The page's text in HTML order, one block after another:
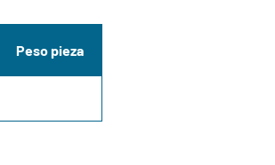
Peso pieza